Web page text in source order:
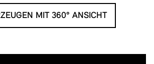
MIT 360° ANSICHT